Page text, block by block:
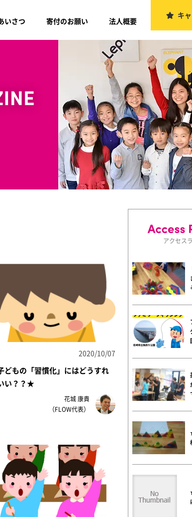
キ
いさつ 寄付のお願い 法人概要
2020/10/07
もの「習慣化」にはどうすれ
い？？★
花城 康貴
（FLOW代表）
アクセス